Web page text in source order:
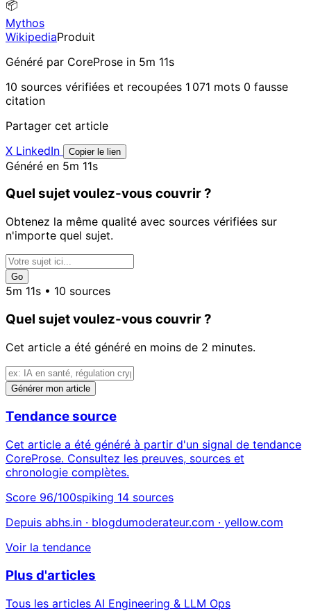
📦
Mythos
WikipediaProduit
Généré par CoreProse in 5m 11s
10 sources vérifiées et recoupées 1 071 mots 0 fausse
citation
Partager cet article
X LinkedIn Copier le lien
Généré en 5m 11s
Quel sujet voulez-vous couvrir ?
Obtenez la même qualité avec sources vérifiées sur
n'importe quel sujet.
Go
5m 11s • 10 sources
Quel sujet voulez-vous couvrir ?
Cet article a été généré en moins de 2 minutes.
Générer mon article
Tendance source
Cet article a été généré à partir d'un signal de tendance
CoreProse. Consultez les preuves, sources et
chronologie complètes.
Score 96/100spiking 14 sources
Depuis abhs.in · blogdumoderateur.com · yellow.com
Voir la tendance
Plus d'articles
Tous les articles AI Engineering & LLM Ops